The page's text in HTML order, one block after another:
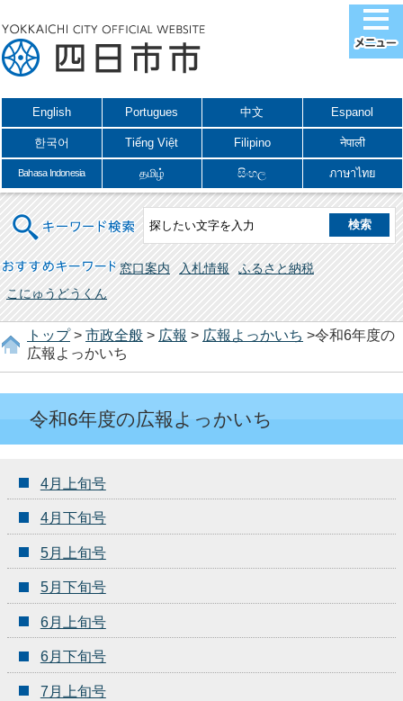
English Portugues 中文 Espanol
한국어 Tiếng Việt Filipino नेपाली
Bahasa Indonesia தமிழ் සිංහල ภาษาไทย
キーワード検索
おすすめキーワード 窓口案内 入札情報
ふるさと納税
こにゅうどうくん
トップ> 市政全般 > 広報 > 広報よっかいち >令和6年度の
広報よっかいち
令和6年度の広報よっかいち
4月上旬号
4月下旬号
5月上旬号
5月下旬号
6月上旬号
6月下旬号
7月上旬号